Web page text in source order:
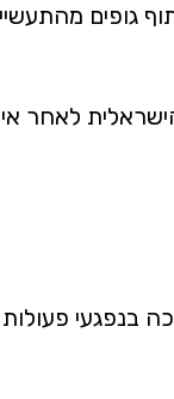
בשיתוף גופים
לאחר
בנפגעי